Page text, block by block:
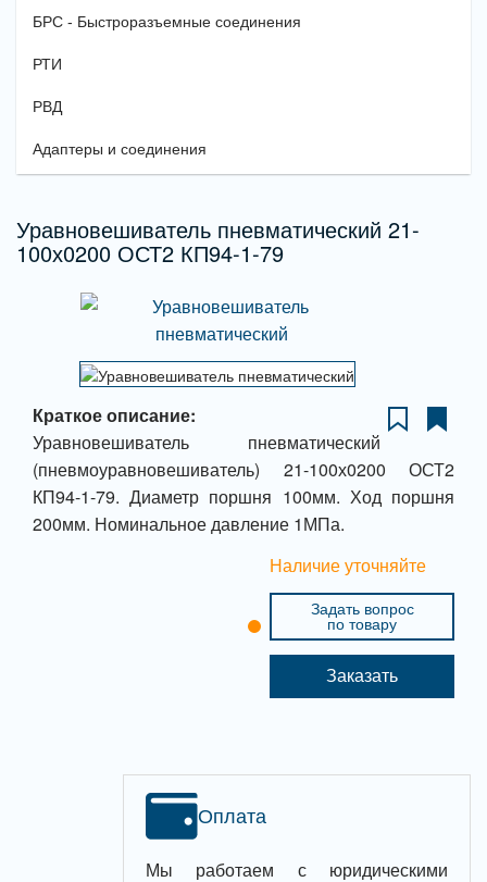
БРС - Быстроразъемные соединения
РТИ
РВД
Адаптеры и соединения
Уравновешиватель пневматический 21-
100х0200 ОСТ2 КП94-1-79
Краткое описание:
Уравновешиватель пневматический
(пневмоуравновешиватель) 21-100х0200 ОСТ2
КП94-1-79. Диаметр поршня 100мм. Ход поршня
200мм. Номинальное давление 1МПа.
Наличие уточняйте
Задать вопрос
по товару
Заказать
Оплата
Мы работаем с юридическими